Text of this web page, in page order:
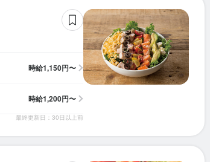
時給1,150円〜
時給1,200円〜
最終更新日：30日以上前